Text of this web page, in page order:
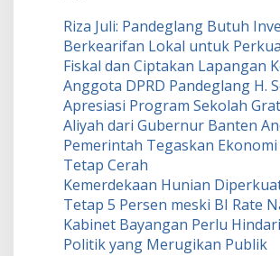
Riza Juli: Pandeglang Butuh
Berkearifan Lokal untuk
Fiskal dan Ciptakan Lapangan
Anggota DPRD Pandeglang H.
Apresiasi Program Sekolah
Aliyah dari Gubernur Banten
Pemerintah Tegaskan
Tetap Cerah
Kemerdekaan Hunian
Tetap 5 Persen meski BI Rate
Kabinet Bayangan Perlu
Politik yang Merugikan Publik